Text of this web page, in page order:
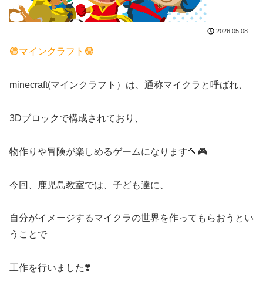
2026.05.08
🟢マインクラフト🟣
minecraft(マインクラフト）は、通称マイクラと呼ばれ、
3Dブロックで構成されており、
物作りや冒険が楽しめるゲームになります🔨🎮
今回、鹿児島教室では、子ども達に、
自分がイメージするマイクラの世界を作ってもらおうとい
うことで
工作を行いました❣️